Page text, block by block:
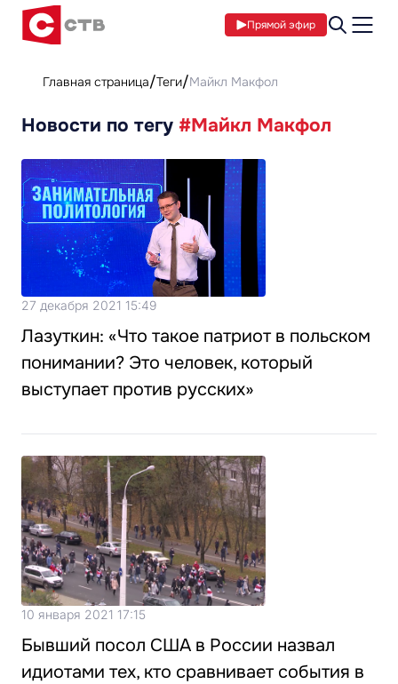
Прямой эфир
Главная страница Теги Майкл Макфол
Новости по тегу #Майкл Макфол
27 декабря 2021 15:49
Лазуткин: «Что такое патриот в польском
понимании? Это человек, который
выступает против русских»
10 января 2021 17:15
Бывший посол США в России назвал
идиотами тех, кто сравнивает события в